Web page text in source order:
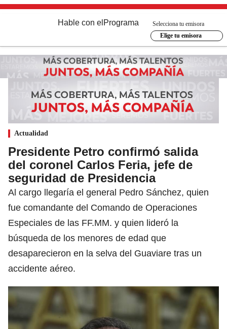
Hable con el Programa
Selecciona tu emisora
Elige tu emisora
Actualidad
Presidente Petro confirmó salida
del coronel Carlos Feria, jefe de
seguridad de Presidencia
Al cargo llegaría el general Pedro Sánchez, quien
fue comandante del Comando de Operaciones
Especiales de las FF.MM. y quien lideró la
búsqueda de los menores de edad que
desaparecieron en la selva del Guaviare tras un
accidente aéreo.